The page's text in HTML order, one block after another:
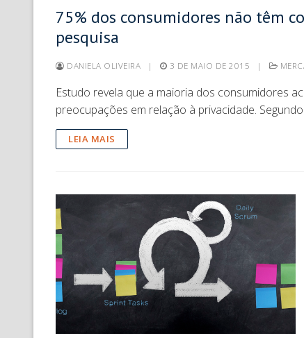
75% dos consumidores não têm
pesquisa
DANIELA OLIVEIRA | 3 DE MAIO DE 2015 |
Estudo revela que a maioria dos consumidores
preocupações em relação à privacidade.
LEIA MAIS